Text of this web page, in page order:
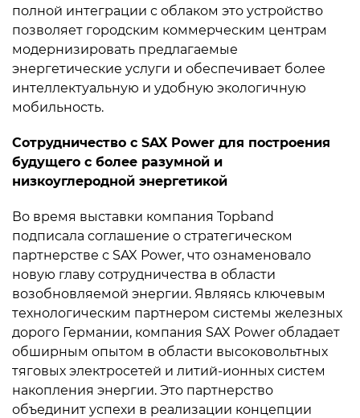
полной интеграции с облаком это устройство
позволяет городским коммерческим центрам
модернизировать предлагаемые
энергетические услуги и обеспечивает более
интеллектуальную и удобную экологичную
мобильность.
Сотрудничество с SAX Power для построения
будущего с более разумной и
низкоуглеродной энергетикой
Во время выставки компания Topband
подписала соглашение о стратегическом
партнерстве с SAX Power, что ознаменовало
новую главу сотрудничества в области
возобновляемой энергии. Являясь ключевым
технологическим партнером системы железных
дорого Германии, компания SAX Power обладает
обширным опытом в области высоковольтных
тяговых электросетей и литий-ионных систем
накопления энергии. Это партнерство
объединит успехи в реализации концепции